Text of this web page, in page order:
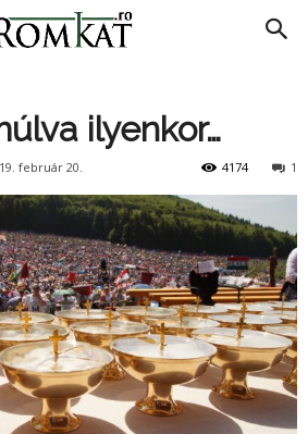
ilyenkor…
február 20. 1
4174